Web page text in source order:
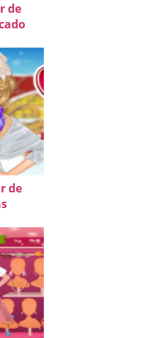
de
de